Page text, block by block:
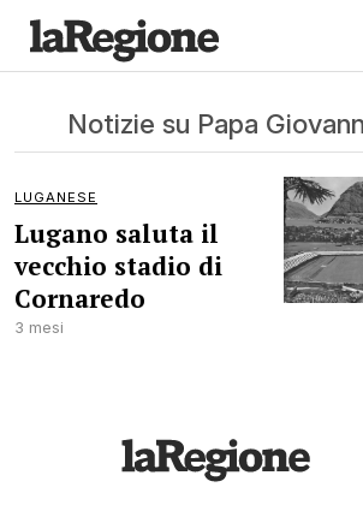
Notizie su Papa
LUGANESE
Lugano saluta il
vecchio stadio di
Cornaredo
3 mesi